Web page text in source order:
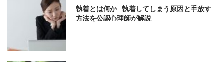
執着とは何か─執着してしまう原因と手放す
方法を公認心理師が解説